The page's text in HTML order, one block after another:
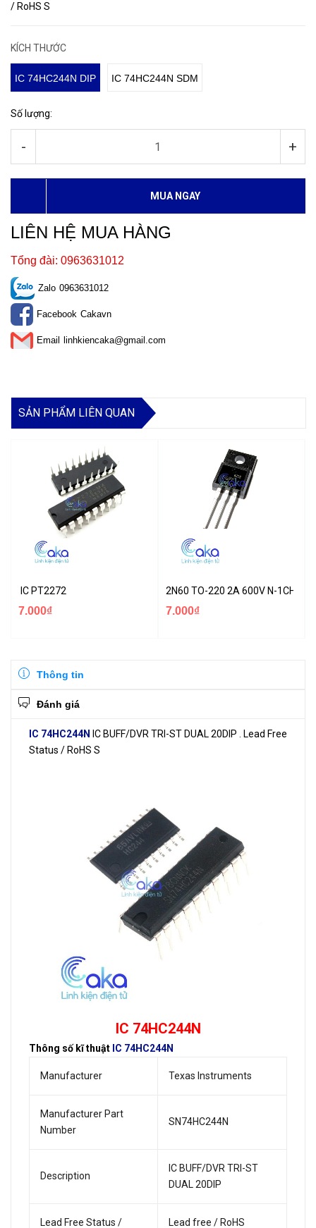
/ RoHS S
KÍCH THƯỚC
IC 74HC244N DIP IC 74HC244N SDM
Số lượng:
- +
MUA NGAY
LIÊN HỆ MUA HÀNG
Tổng đài: 0963631012
Zalo 0963631012
Facebook Cakavn
Email linhkiencaka@gmail.com
SẢN PHẨM LIÊN QUAN
IC PT2272
7.000₫
2N60 TO-220 2A 600V N-1CH
7.000₫
Thông tin
Đánh giá
IC 74HC244N IC BUFF/DVR TRI-ST DUAL 20DIP . Lead Free
Status / RoHS S
IC 74HC244N
Thông số kĩ thuật IC 74HC244N
Manufacturer Texas Instruments
Manufacturer Part
Number
SN74HC244N
Description
IC BUFF/DVR TRI-ST
DUAL 20DIP
Lead Free Status / Lead free / RoHS